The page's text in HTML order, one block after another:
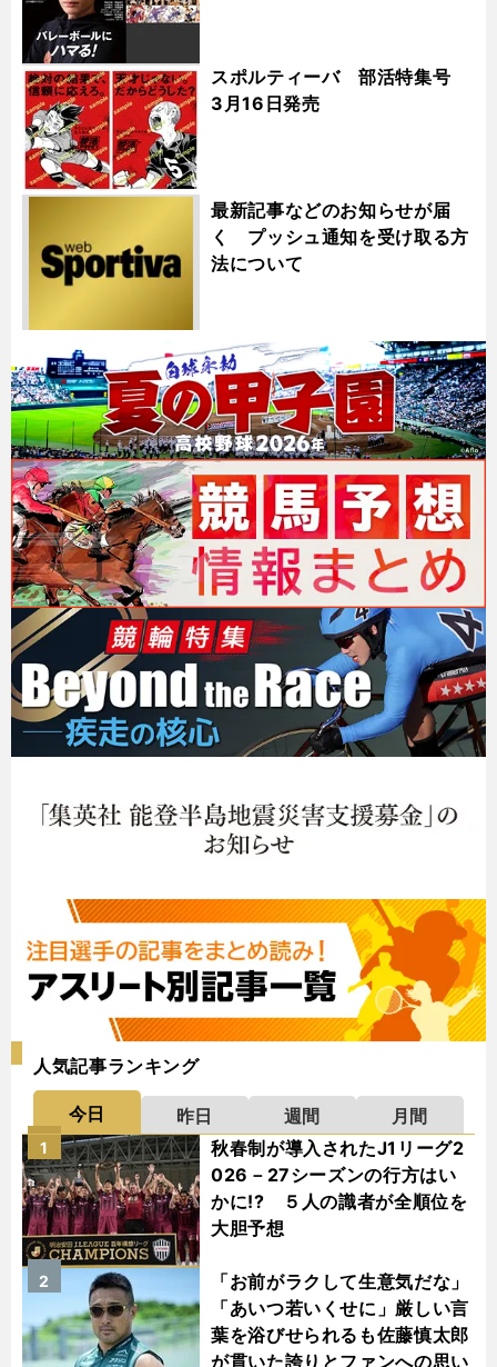
スポルティーバ 部活特集号
3月16日発売
最新記事などのお知らせが届
く プッシュ通知を受け取る方
法について
人気記事ランキング
今日 昨日 週間
月間
秋春制が導入されたJ1リーグ2
026－27シーズンの行方はい
かに!? ５人の識者が全順位を
大胆予想
1
「お前がラクして生意気だな」
「あいつ若いくせに」厳しい言
葉を浴びせられるも佐藤慎太郎
が貫いた誇りとファンへの思い
2